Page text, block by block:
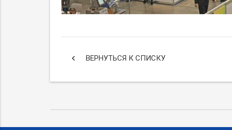
keyboard_arrow_left ВЕРНУТЬСЯ К СПИСКУ